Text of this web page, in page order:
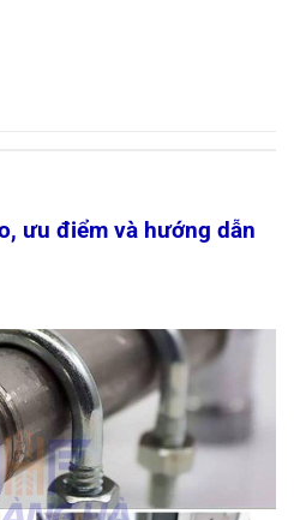
ưu điểm và hướng dẫn